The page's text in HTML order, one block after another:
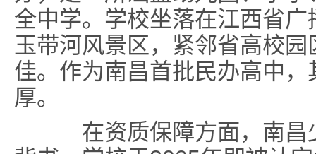
全中学。学校坐落在江西省
玉带河风景区，紧邻省高校
佳。作为南昌首批民办高中
厚。
在资质保障方面， 南昌